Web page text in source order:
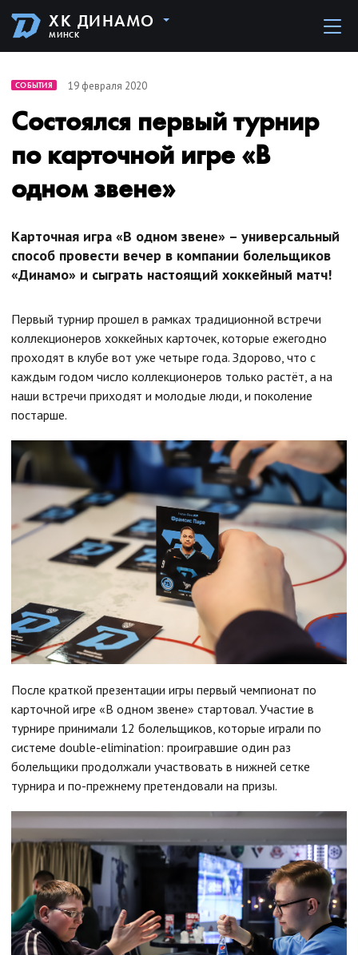
ХК ДИНАМО
МИНСК
СОБЫТИЯ 19 февраля 2020
Cостоялся первый турнир
по карточной игре «В
одном звене»
Карточная игра «В одном звене» – универсальный
способ провести вечер в компании болельщиков
«Динамо» и сыграть настоящий хоккейный матч!
Первый турнир прошел в рамках традиционной встречи
коллекционеров хоккейных карточек, которые ежегодно
проходят в клубе вот уже четыре года. Здорово, что с
каждым годом число коллекционеров только растёт, а на
наши встречи приходят и молодые люди, и поколение
постарше.
После краткой презентации игры первый чемпионат по
карточной игре «В одном звене» стартовал. Участие в
турнире принимали 12 болельщиков, которые играли по
системе double-elimination: проигравшие один раз
болельщики продолжали участвовать в нижней сетке
турнира и по-прежнему претендовали на призы.